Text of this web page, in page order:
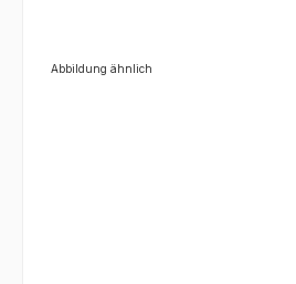
Abbildung ähnlich